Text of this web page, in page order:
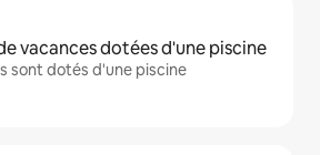
vacances dotées d'une piscine
sont dotés d'une piscine